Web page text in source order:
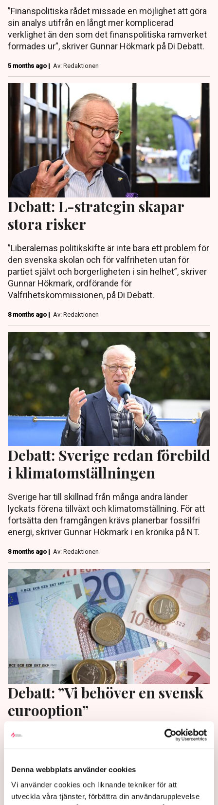
Denna webbplats använder cookies
Vi använder cookies och liknande tekniker för att
utveckla våra tjänster, förbättra din användarupplevelse
”Finanspolitiska rådet missade en möjlighet att göra
sin analys utifrån en långt mer komplicerad
verklighet än den som det finanspolitiska ramverket
formades ur”, skriver Gunnar Hökmark på Di Debatt.
5 months ago | Av: Redaktionen
Debatt: L-strategin skapar
stora risker
”Liberalernas politikskifte är inte bara ett problem för
den svenska skolan och för valfriheten utan för
partiet självt och borgerligheten i sin helhet”, skriver
Gunnar Hökmark, ordförande för
Valfrihetskommissionen, på Di Debatt.
8 months ago | Av: Redaktionen
Debatt: Sverige redan förebild
i klimatomställningen
Sverige har till skillnad från många andra länder
lyckats förena tillväxt och klimatomställning. För att
fortsätta den framgången krävs planerbar fossilfri
energi, skriver Gunnar Hökmark i en krönika på NT.
8 months ago | Av: Redaktionen
Debatt: ”Vi behöver en svensk
eurooption”
Sverige måste göra sig redo för att hantera farliga
10 months ago | Av: Redaktionen